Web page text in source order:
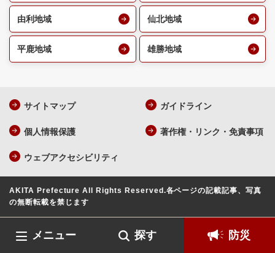
メニュー 探す 防災
由利地域 仙北地域
平鹿地域 雄勝地域
サイトマップ ガイドライン
個人情報保護 著作権・リンク・免責事項
ウェブアクセシビリティ
AKITA Prefecture All Rights Reserved.各ページの記載記事、写真
の無断転載を禁じます